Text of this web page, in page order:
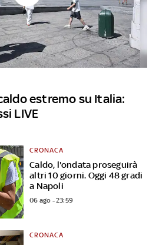
estremo su Italia:
LIVE
Caldo, l'ondata proseguirà
altri 10 giorni. Oggi 48 gradi
a Napoli
CRONACA
06 ago - 23:59
CRONACA